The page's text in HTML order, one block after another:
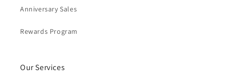
Anniversary Sales
Rewards Program
Our Services